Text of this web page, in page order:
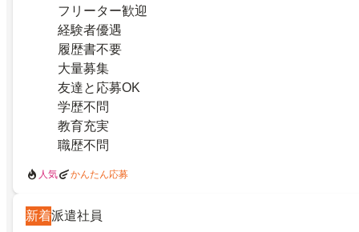
フリーター歓迎
経験者優遇
履歴書不要
大量募集
友達と応募OK
学歴不問
教育充実
職歴不問
人気 かんたん応募
新着派遣社員